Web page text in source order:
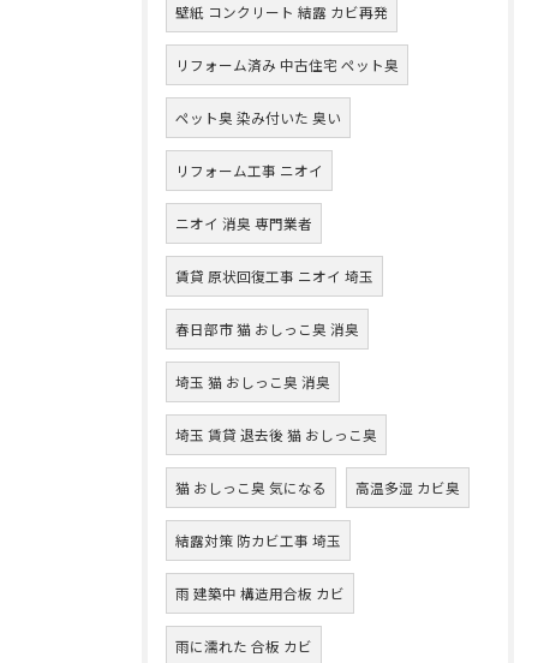
壁紙 コンクリート 結露 カビ再発
リフォーム済み 中古住宅 ペット臭
ペット臭 染み付いた 臭い
リフォーム工事 ニオイ
ニオイ 消臭 専門業者
賃貸 原状回復工事 ニオイ 埼玉
春日部市 猫 おしっこ臭 消臭
埼玉 猫 おしっこ臭 消臭
埼玉 賃貸 退去後 猫 おしっこ臭
猫 おしっこ臭 気になる 高温多湿 カビ臭
結露対策 防カビ工事 埼玉
雨 建築中 構造用合板 カビ
雨に濡れた 合板 カビ